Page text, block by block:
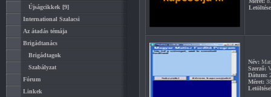
Újságcikkek [9]
International Szalacsi
Az átadás témája
Brigádtanács
Brigádtagok
Szabályzat
Fórum
Linkek
Név:
Szerző:
Dátum:
Méret: